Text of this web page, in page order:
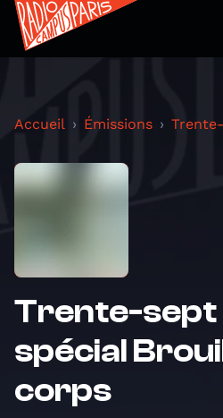
Accueil Émissions
Trente-sept
spécial
corps